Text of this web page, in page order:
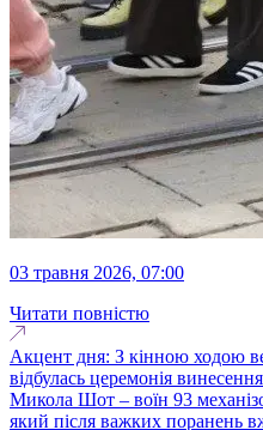
03 травня 2026, 07:00
Читати повністю
Акцент дня: З кінною ходою
відбулась церемонія
Микола Шот – воїн 93
який після важких поранень